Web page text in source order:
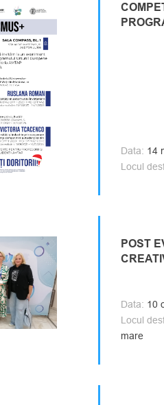
Data: 14
Locul
POST
Data: 10
Locul
mare